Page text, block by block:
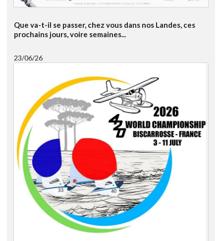
Que va-t-il se passer, chez vous dans nos Landes, ces
prochains jours, voire semaines...
23/06/26